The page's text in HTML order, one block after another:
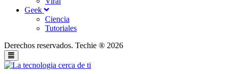
Geek
Ciencia
Tutoriales
Derechos reservados. Techie ® 2026